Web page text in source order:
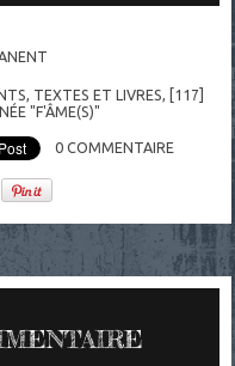
, TEXTES ET LIVRES,
[117]
"F'ÂME(S)"
0 COMMENTAIRE